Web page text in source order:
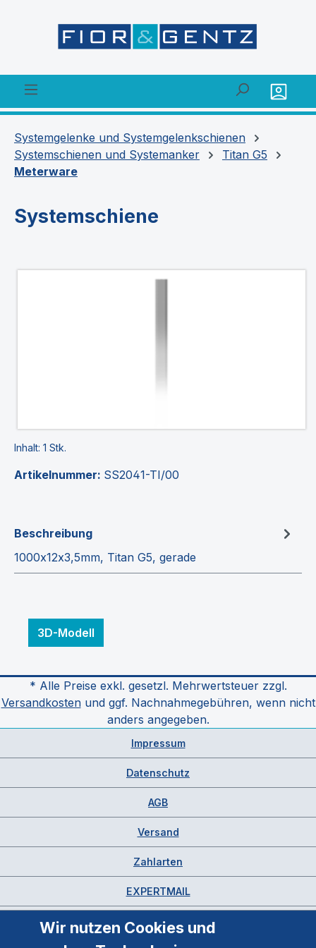
Systemgelenke und Systemgelenkschienen
Systemschienen und Systemanker
Titan G5
Meterware
Systemschiene
Inhalt: 1 Stk.
Artikelnummer: SS2041-TI/00
Beschreibung
1000x12x3,5mm, Titan G5, gerade
3D-Modell
* Alle Preise exkl. gesetzl. Mehrwertsteuer zzgl.
Versandkostenund ggf. Nachnahmegebühren, wenn nicht
anders angegeben.
Impressum
Datenschutz
AGB
Versand
Zahlarten
EXPERTMAIL
Wir nutzen Cookies und